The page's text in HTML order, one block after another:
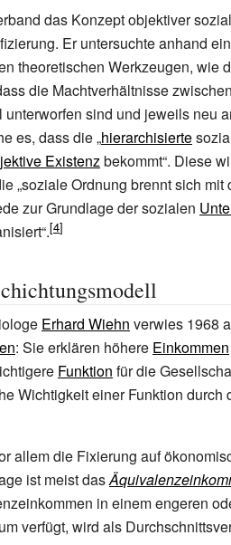
das Konzept objektiver
Er untersuchte anhand
theoretischen Werkzeugen, wie
die Machtverhältnisse
unterworfen sind und jeweils neu
es, dass die„hierarchisierte
Existenzbekommt“. Diese
„soziale Ordnung brennt sich
zur Grundlage der sozialen
.
Erhard Wiehn verwies 1968
: Sie erklären höhere Einkommen
Funktion für die
Wichtigkeit einer Funktion durch
allem die Fixierung auf
ist meist das
in einem engeren
verfügt, wird als